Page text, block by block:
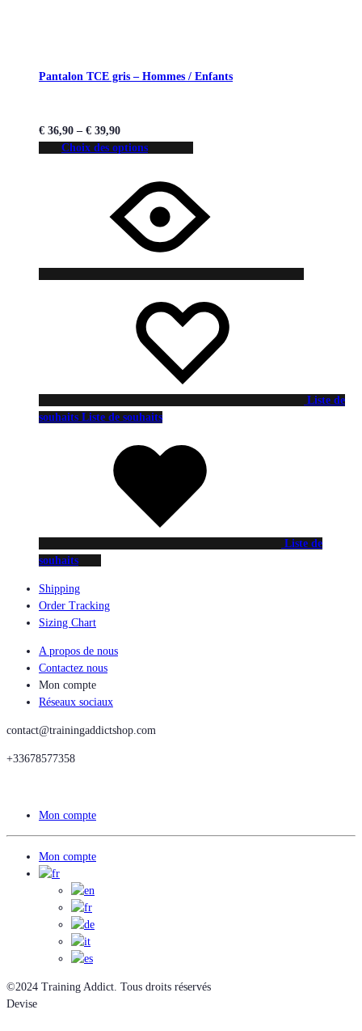
Pantalon TCE gris – Hommes / Enfants
€ 36,90 – € 39,90
Choix des options
Liste de
souhaits Liste de souhaits
Liste de
souhaits
Shipping
Order Tracking
Sizing Chart
A propos de nous
Contactez nous
Mon compte
Réseaux sociaux
contact@trainingaddictshop.com
+33678577358
Mon compte
Mon compte
©2024 Training Addict. Tous droits réservés
Devise